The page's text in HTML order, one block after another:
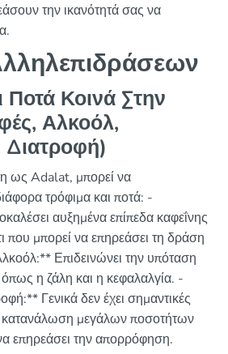
την ικανότητά σας να
Ποτά Κοινά Στην
Αλκοόλ,
ως Adalat, μπορεί να
τρόφιμα και ποτά: -
αυξημένα επίπεδα καφεΐνης
που μπορεί να επηρεάσει τη δράση
Επιδεινώνει την υπόταση
όπως η ζάλη και η κεφαλαλγία. -
Γενικά δεν έχει σημαντικές
κατανάλωση μεγάλων ποσοτήτων
επηρεάσει την απορρόφηση.